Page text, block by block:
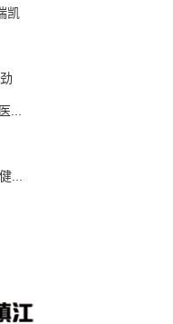
凯
...
...